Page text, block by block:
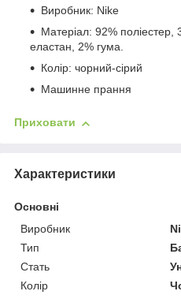
Виробник: Nike
Матеріал: 92% поліестер,
еластан, 2% гума.
Колір: чорний-сірий
Машинне прання
Приховати
Характеристики
Основні
Виробник
Тип
Стать
Колір